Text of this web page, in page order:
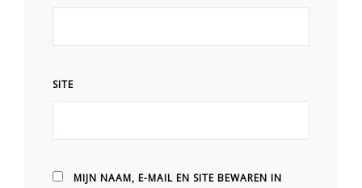
SITE
MIJN NAAM, E-MAIL EN SITE BEWAREN IN